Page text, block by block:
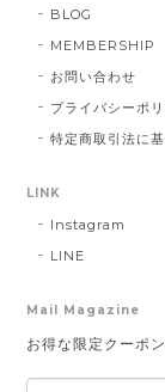
BLOG
MEMBERSHIP
お問い合わせ
プライバシーポ
特定商取引法に
LINK
Instagram
LINE
Mail Magazine
お得な限定クーポ